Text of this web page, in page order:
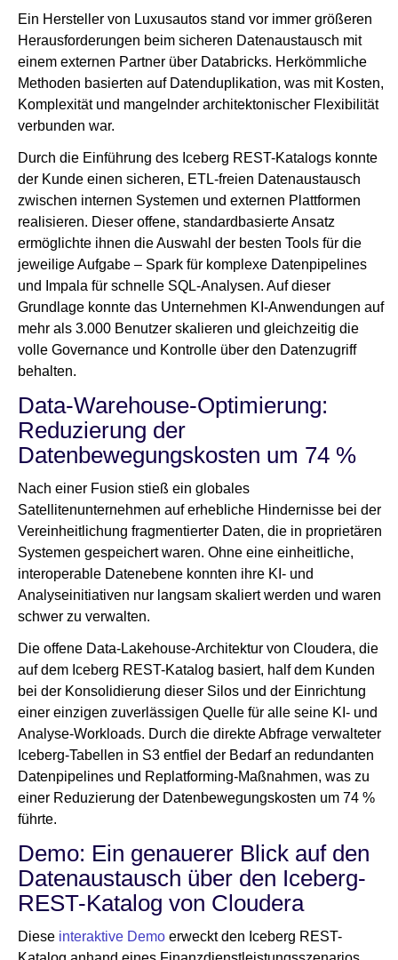
Ein Hersteller von Luxusautos stand vor immer größeren
Herausforderungen beim sicheren Datenaustausch mit
einem externen Partner über Databricks. Herkömmliche
Methoden basierten auf Datenduplikation, was mit Kosten,
Komplexität und mangelnder architektonischer Flexibilität
verbunden war.
Durch die Einführung des Iceberg REST-Katalogs konnte
der Kunde einen sicheren, ETL-freien Datenaustausch
zwischen internen Systemen und externen Plattformen
realisieren. Dieser offene, standardbasierte Ansatz
ermöglichte ihnen die Auswahl der besten Tools für die
jeweilige Aufgabe – Spark für komplexe Datenpipelines
und Impala für schnelle SQL-Analysen. Auf dieser
Grundlage konnte das Unternehmen KI-Anwendungen auf
mehr als 3.000 Benutzer skalieren und gleichzeitig die
volle Governance und Kontrolle über den Datenzugriff
behalten.
Data-Warehouse-Optimierung:
Reduzierung der
Datenbewegungskosten um 74 %
Nach einer Fusion stieß ein globales
Satellitenunternehmen auf erhebliche Hindernisse bei der
Vereinheitlichung fragmentierter Daten, die in proprietären
Systemen gespeichert waren. Ohne eine einheitliche,
interoperable Datenebene konnten ihre KI- und
Analyseinitiativen nur langsam skaliert werden und waren
schwer zu verwalten.
Die offene Data-Lakehouse-Architektur von Cloudera, die
auf dem Iceberg REST-Katalog basiert, half dem Kunden
bei der Konsolidierung dieser Silos und der Einrichtung
einer einzigen zuverlässigen Quelle für alle seine KI- und
Analyse-Workloads. Durch die direkte Abfrage verwalteter
Iceberg-Tabellen in S3 entfiel der Bedarf an redundanten
Datenpipelines und Replatforming-Maßnahmen, was zu
einer Reduzierung der Datenbewegungskosten um 74 %
führte.
Demo: Ein genauerer Blick auf den
Datenaustausch über den Iceberg-
REST-Katalog von Cloudera
Diese interaktive Demo erweckt den Iceberg REST-